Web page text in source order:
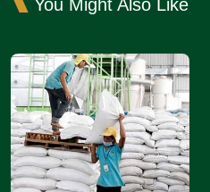
You Might Also Like